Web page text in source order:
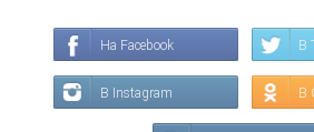
На Facebook В
В Instagram В